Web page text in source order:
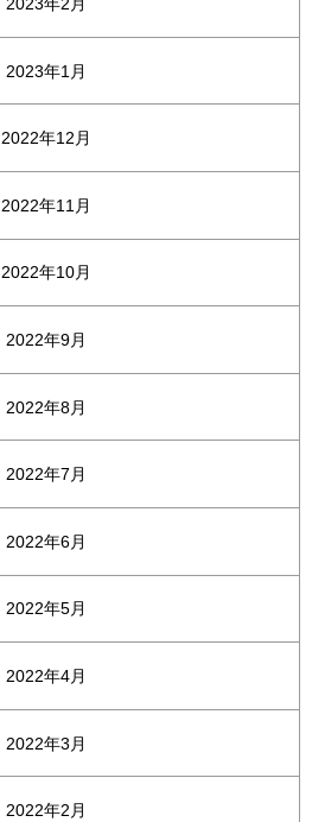
2023年1月
2022年12月
2022年11月
2022年10月
2022年9月
2022年8月
2022年7月
2022年6月
2022年5月
2022年4月
2022年3月
2022年2月